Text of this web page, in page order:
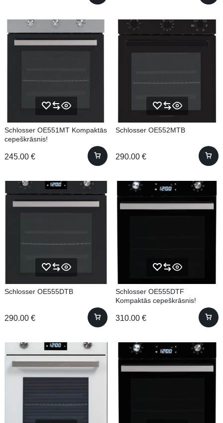
Schlosser OE551MT Kompaktās
cepeškrāsnis!
245.00 €
Schlosser OE552MTB
290.00 €
Schlosser OE555DTB
290.00 €
Schlosser OE555DTF
Kompaktās cepeškrāsnis!
310.00 €